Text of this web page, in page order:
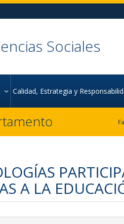
Sociales
Calidad, Estrategia y
A LA